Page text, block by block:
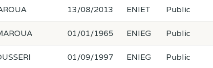
13/08/2013 ENIET Public
01/01/1965 ENIEG Public
01/09/1997 ENIEG Public